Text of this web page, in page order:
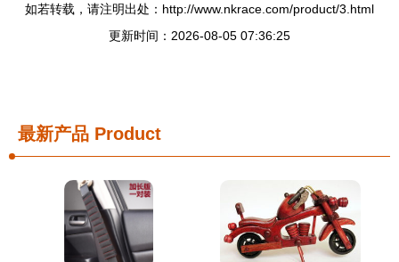
如若转载，请注明出处：http://www.nkrace.com/product/3.html
更新时间：2026-08-05 07:36:25
最新产品 Product